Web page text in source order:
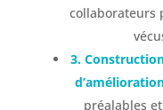
collaborateurs
3.
préalables